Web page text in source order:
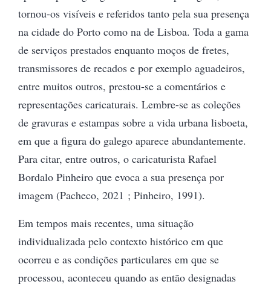
tornou-os visíveis e referidos tanto pela sua presença
na cidade do Porto como na de Lisboa. Toda a gama
de serviços prestados enquanto moços de fretes,
transmissores de recados e por exemplo aguadeiros,
entre muitos outros, prestou-se a comentários e
representações caricaturais. Lembre-se as coleções
de gravuras e estampas sobre a vida urbana lisboeta,
em que a figura do galego aparece abundantemente.
Para citar, entre outros, o caricaturista Rafael
Bordalo Pinheiro que evoca a sua presença por
imagem (Pacheco, 2021 ; Pinheiro, 1991).
Em tempos mais recentes, uma situação
individualizada pelo contexto histórico em que
ocorreu e as condições particulares em que se
processou, aconteceu quando as então designadas